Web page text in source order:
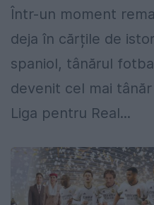
Într-un moment
deja în cărțile de
spaniol, tânărul
devenit cel mai
Liga pentru Real...